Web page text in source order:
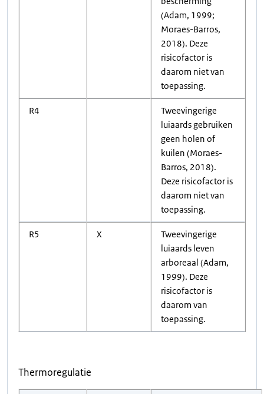
(Adam, 1999;
Moraes-Barros,
2018). Deze
risicofactor is
daarom niet van
toepassing.
R4
Tweevingerige
luiaards gebruiken
geen holen of
kuilen (Moraes-
Barros, 2018).
Deze risicofactor is
daarom niet van
toepassing.
R5 X
Tweevingerige
luiaards leven
arboreaal (Adam,
1999). Deze
risicofactor is
daarom van
toepassing.
Thermoregulatie